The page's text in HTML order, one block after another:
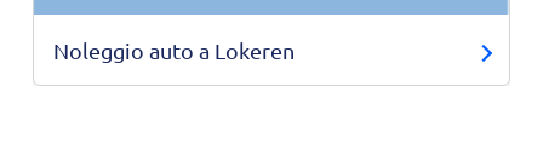
Noleggio auto a Lokeren